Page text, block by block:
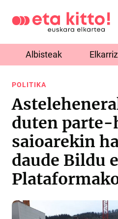
Albisteak
POLITIKA
duten parte-
saioarekin
daude Bildu